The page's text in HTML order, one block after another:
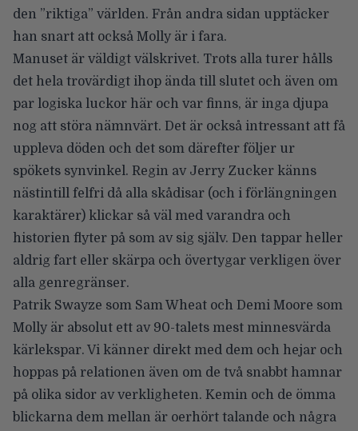
den ”riktiga” världen. Från andra sidan upptäcker
han snart att också Molly är i fara.
Manuset är väldigt välskrivet. Trots alla turer hålls
det hela trovärdigt ihop ända till slutet och även om
par logiska luckor här och var finns, är inga djupa
nog att störa nämnvärt. Det är också intressant att få
uppleva döden och det som därefter följer ur
spökets synvinkel. Regin av Jerry Zucker känns
nästintill felfri då alla skådisar (och i förlängningen
karaktärer) klickar så väl med varandra och
historien flyter på som av sig själv. Den tappar heller
aldrig fart eller skärpa och övertygar verkligen över
alla genregränser.
Patrik Swayze som Sam Wheat och Demi Moore som
Molly är absolut ett av 90-talets mest minnesvärda
kärlekspar. Vi känner direkt med dem och hejar och
hoppas på relationen även om de två snabbt hamnar
på olika sidor av verkligheten. Kemin och de ömma
blickarna dem mellan är oerhört talande och några